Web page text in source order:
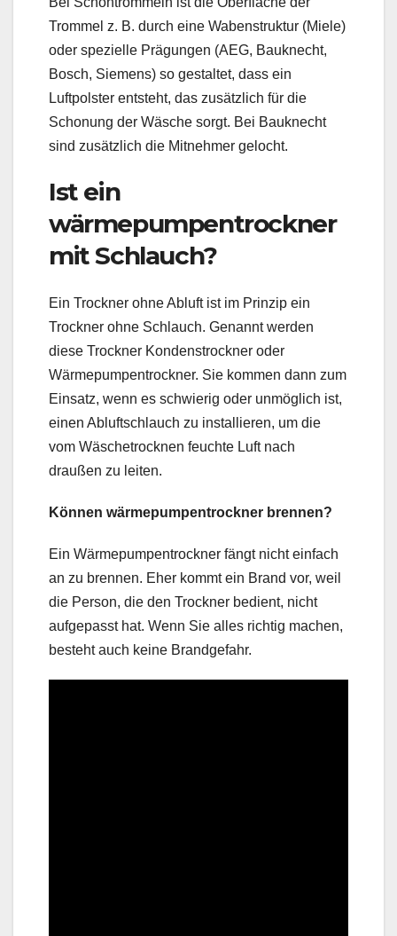
Trommel z. B. durch eine Wabenstruktur (Miele)
oder spezielle Prägungen (AEG, Bauknecht,
Bosch, Siemens) so gestaltet, dass ein
Luftpolster entsteht, das zusätzlich für die
Schonung der Wäsche sorgt. Bei Bauknecht
sind zusätzlich die Mitnehmer gelocht.
Ist ein
wärmepumpentrockner
mit Schlauch?
Ein Trockner ohne Abluft ist im Prinzip ein
Trockner ohne Schlauch. Genannt werden
diese Trockner Kondenstrockner oder
Wärmepumpentrockner. Sie kommen dann zum
Einsatz, wenn es schwierig oder unmöglich ist,
einen Abluftschlauch zu installieren, um die
vom Wäschetrocknen feuchte Luft nach
draußen zu leiten.
Können wärmepumpentrockner brennen?
Ein Wärmepumpentrockner fängt nicht einfach
an zu brennen. Eher kommt ein Brand vor, weil
die Person, die den Trockner bedient, nicht
aufgepasst hat. Wenn Sie alles richtig machen,
besteht auch keine Brandgefahr.